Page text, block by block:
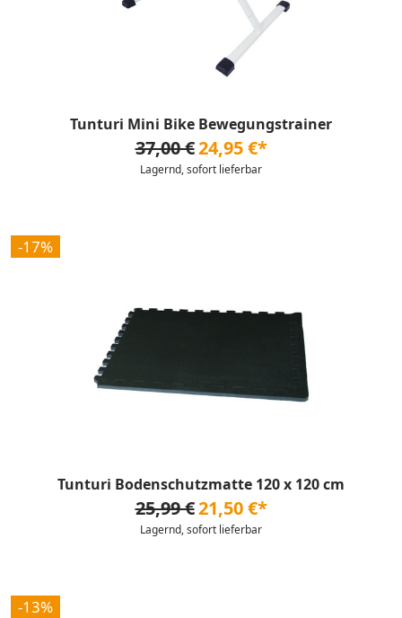
Tunturi Mini Bike Bewegungstrainer
37,00 €24,95 €*
Lagernd, sofort lieferbar
-17%
Tunturi Bodenschutzmatte 120 x 120 cm
25,99 €21,50 €*
Lagernd, sofort lieferbar
-13%